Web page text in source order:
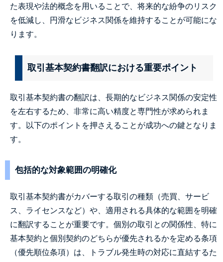
た表現や法的概念を用いることで、将来的な紛争のリスク
を低減し、円滑なビジネス関係を維持することが可能にな
ります。
取引基本契約書翻訳における重要ポイント
取引基本契約書の翻訳は、長期的なビジネス関係の安定性
を左右するため、非常に高い精度と専門性が求められま
す。以下のポイントを押さえることが成功への鍵となりま
す。
包括的な対象範囲の明確化
取引基本契約書がカバーする取引の種類（売買、サービ
ス、ライセンスなど）や、適用される具体的な範囲を明確
に翻訳することが重要です。個別の取引との関係性、特に
基本契約と個別契約のどちらが優先されるかを定める条項
（優先順位条項）は、トラブル発生時の対応に直結するた